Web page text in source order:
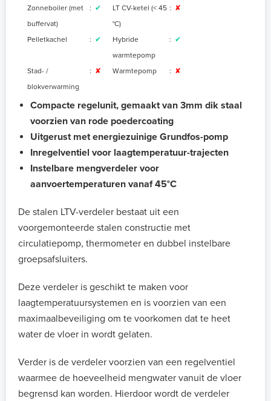
Zonneboiler (met
buffervat)
: ✔
LT CV-ketel (< 45
°C)
: ✘
Pelletkachel : ✔
Hybride
warmtepomp
: ✔
Stad- /
blokverwarming
: ✘ Warmtepomp : ✘
Compacte regelunit, gemaakt van 3mm dik staal
voorzien van rode poedercoating
Uitgerust met energiezuinige Grundfos-pomp
Inregelventiel voor laagtemperatuur-trajecten
Instelbare mengverdeler voor
aanvoertemperaturen vanaf 45°C
De stalen LTV-verdeler bestaat uit een
voorgemonteerde stalen constructie met
circulatiepomp, thermometer en dubbel instelbare
groepsafsluiters.
Deze verdeler is geschikt te maken voor
laagtemperatuursystemen en is voorzien van een
maximaalbeveiliging om te voorkomen dat te heet
water de vloer in wordt gelaten.
Verder is de verdeler voorzien van een regelventiel
waarmee de hoeveelheid mengwater vanuit de vloer
begrensd kan worden. Hierdoor wordt de verdeler